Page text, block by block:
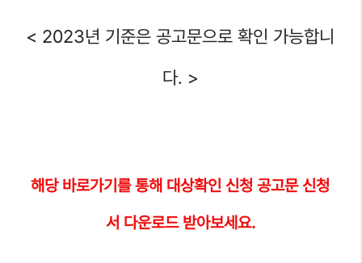
< 2023년 기준은 공고문으로 확인 가능합니
다. >
해당 바로가기를 통해 대상확인 신청 공고문 신청
서 다운로드 받아보세요.